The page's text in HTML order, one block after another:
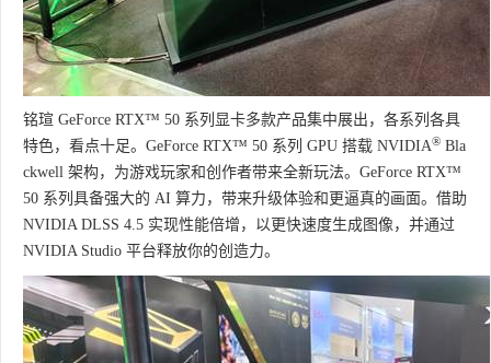
铭瑄 GeForce RTX™ 50 系列显卡多款产品集中展出，各系列各具
特色，看点十足。GeForce RTX™ 50 系列 GPU 搭载 NVIDIA® Bla
ckwell 架构，为游戏玩家和创作者带来全新玩法。GeForce RTX™
50 系列具备强大的 AI 算力，带来升级体验和更逼真的画面。借助
NVIDIA DLSS 4.5 实现性能倍增，以更快速度生成图像，并通过
NVIDIA Studio 平台释放你的创造力。